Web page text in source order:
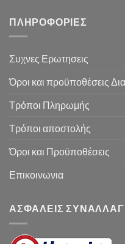
ΠΛΗΡΟΦΟΡΙΕΣ
Συχνες Ερωτησεις
Όροι και προϋποθέσεις
Τρόποι Πληρωμής
Τρόποι αποστολής
Όροι και Προϋποθέσεις
Επικοινωνια
ΑΣΦΑΛΕΙΣ